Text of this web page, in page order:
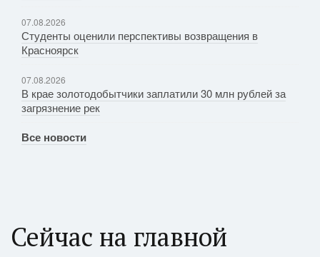
07.08.2026
Студенты оценили перспективы возвращения в
Красноярск
07.08.2026
В крае золотодобытчики заплатили 30 млн рублей за
загрязнение рек
Все новости
Сейчас на главной